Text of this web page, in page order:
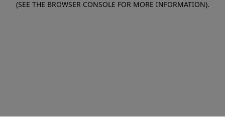
(SEE THE BROWSER CONSOLE FOR MORE INFORMATION).